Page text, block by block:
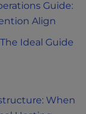
Guide:
Align
Ideal Guide
When